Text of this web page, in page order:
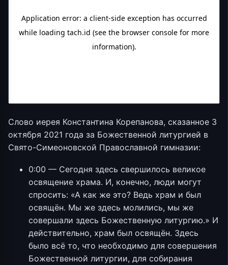
Слово иерея Константина Корепанова, сказанное 3
октября 2021 года за Божественной литургией в
Свято-Симеоновской Православной гимназии:
0:00 — Сегодня здесь свершилось великое
освящение храма. И, конечно, люди могут
спросить: «А как же это? Ведь храм и был
освящён. Мы же здесь молились, мы же
совершали здесь Божественную литургию.» И
действительно, храм был освящён. Здесь
было всё то, что необходимо для совершения
Божественной литургии, для собирания